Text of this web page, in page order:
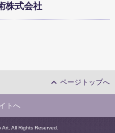
株式会社
ページトップへ
トへ
All Rights Reserved.